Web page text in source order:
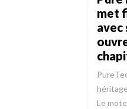
met
avec
Le